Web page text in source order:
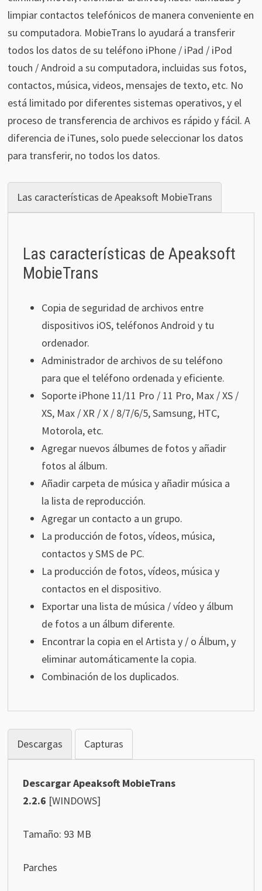
limpiar contactos telefónicos de manera conveniente en
su computadora. MobieTrans lo ayudará a transferir
todos los datos de su teléfono iPhone / iPad / iPod
touch / Android a su computadora, incluidas sus fotos,
contactos, música, videos, mensajes de texto, etc. No
está limitado por diferentes sistemas operativos, y el
proceso de transferencia de archivos es rápido y fácil. A
diferencia de iTunes, solo puede seleccionar los datos
para transferir, no todos los datos.
Las características de Apeaksoft MobieTrans
Las características de Apeaksoft
MobieTrans
Copia de seguridad de archivos entre
dispositivos iOS, teléfonos Android y tu
ordenador.
Administrador de archivos de su teléfono
para que el teléfono ordenada y eficiente.
Soporte iPhone 11/11 Pro / 11 Pro, Max / XS /
XS, Max / XR / X / 8/7/6/5, Samsung, HTC,
Motorola, etc.
Agregar nuevos álbumes de fotos y añadir
fotos al álbum.
Añadir carpeta de música y añadir música a
la lista de reproducción.
Agregar un contacto a un grupo.
La producción de fotos, vídeos, música,
contactos y SMS de PC.
La producción de fotos, vídeos, música y
contactos en el dispositivo.
Exportar una lista de música / vídeo y álbum
de fotos a un álbum diferente.
Encontrar la copia en el Artista y / o Álbum, y
eliminar automáticamente la copia.
Combinación de los duplicados.
Descargas Capturas
Descargar Apeaksoft MobieTrans
2.2.6 [WINDOWS]
Tamaño: 93 MB
Parches